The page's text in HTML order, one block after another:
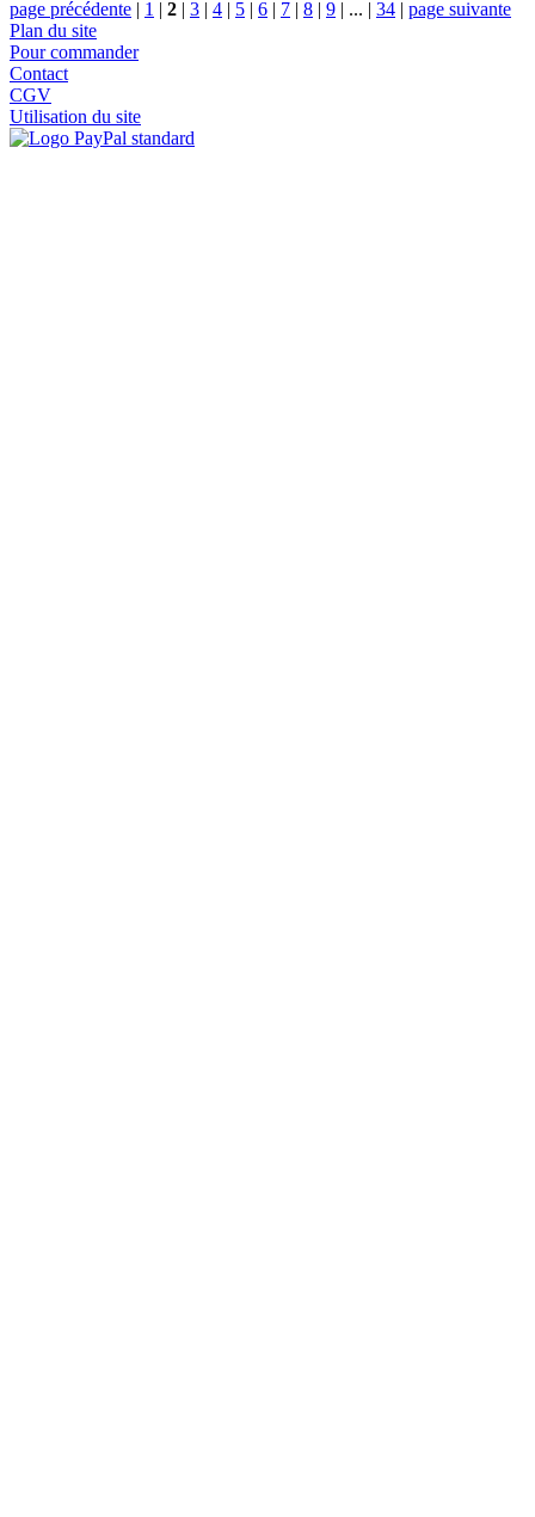
page précédente | 1 | 2 | 3 | 4 | 5 | 6 | 7 | 8 | 9 | ... | 34 | page suivante
Plan du site
Pour commander
Contact
CGV
Utilisation du site